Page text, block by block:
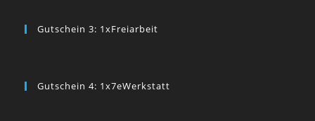
Gutschein 3: 1xFreiarbeit
Gutschein 4: 1x7eWerkstatt